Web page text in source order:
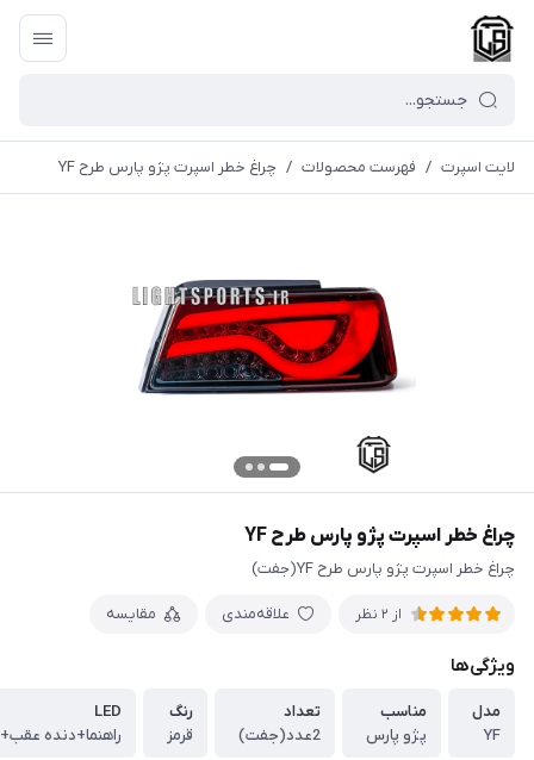
لایت اسپرت / فهرست محصولات / چراغ خطر اسپرت پژو پارس طرح YF
چراغ خطر اسپرت پژو پارس طرح YF
چراغ خطر اسپرت پژو پارس طرح YF(جفت)
از 2 نظر علاقه‌مندی مقایسه
ویژگی‌ها
مدل
YF
مناسب
پژو پارس
تعداد
2عدد(جفت)
رنگ
قرمز
LED
راهنما+دنده